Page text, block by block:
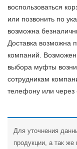
воспользоваться
или позвонить по
возможна
Доставка возможна
компаний.
выбора муфты
сотрудникам
телефону или через
Для уточнения
продукции, а так же